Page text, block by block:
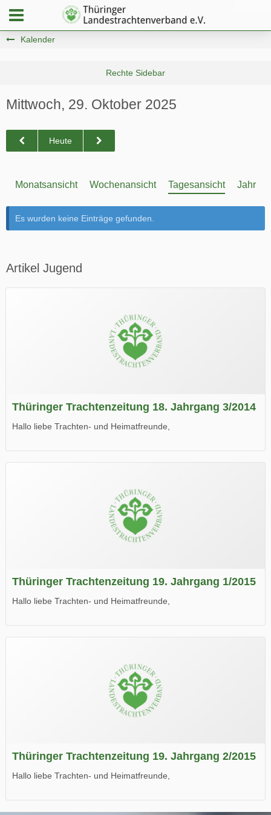
Kalender
Mittwoch, 29. Oktober 2025
Heute
Monatsansicht Wochenansicht Tagesansicht
Es wurden keine Einträge gefunden.
Artikel Jugend
Thüringer Trachtenzeitung 18. Jahrgang 3/2014
Hallo liebe Trachten- und Heimatfreunde,
Wir wünschen Euch viel Spaß beim Lesen.
Thüringer Trachtenzeitung 19. Jahrgang 1/2015
Hallo liebe Trachten- und Heimatfreunde,
Wir wünschen Euch viel Spaß beim Lesen.
Thüringer Trachtenzeitung 19. Jahrgang 2/2015
Hallo liebe Trachten- und Heimatfreunde,
Wir wünschen Euch viel Spaß beim Lesen.